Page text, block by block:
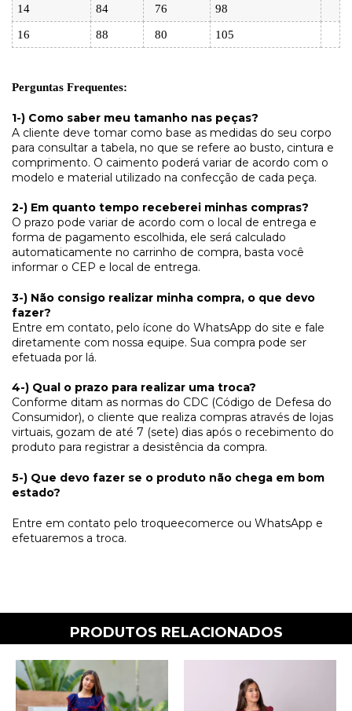
14 84 76 98
16 88 80 105
Perguntas Frequentes:
1-) Como saber meu tamanho nas peças?
A cliente deve tomar como base as medidas do seu corpo
para consultar a tabela, no que se refere ao busto, cintura e
comprimento. O caimento poderá variar de acordo com o
modelo e material utilizado na confecção de cada peça.
2-) Em quanto tempo receberei minhas compras?
O prazo pode variar de acordo com o local de entrega e
forma de pagamento escolhida, ele será calculado
automaticamente no carrinho de compra, basta você
informar o CEP e local de entrega.
3-) Não consigo realizar minha compra, o que devo
fazer?
Entre em contato, pelo ícone do WhatsApp do site e fale
diretamente com nossa equipe. Sua compra pode ser
efetuada por lá.
4-) Qual o prazo para realizar uma troca?
Conforme ditam as normas do CDC (Código de Defesa do
Consumidor), o cliente que realiza compras através de lojas
virtuais, gozam de até 7 (sete) dias após o recebimento do
produto para registrar a desistência da compra.
5-) Que devo fazer se o produto não chega em bom
estado?
Entre em contato pelo troqueecomerce ou WhatsApp e
efetuaremos a troca.
PRODUTOS RELACIONADOS